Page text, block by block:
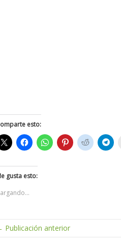
esto:
gusta esto:
Publicación anterior